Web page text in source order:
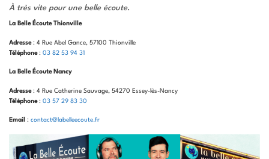
À très vite pour une belle écoute.
La Belle Écoute Thionville
Adresse: 4 Rue Abel Gance, 57100 Thionville
Téléphone: 03 82 53 94 31
La Belle Écoute Nancy
Adresse: 4 Rue Catherine Sauvage, 54270 Essey-lès-Nancy
Téléphone: 03 57 29 83 30
Email : contact@labelleecoute.fr